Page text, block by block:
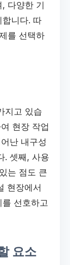
다양한 기
니다. 따
를 선택하
지고 있습
현장 작업
난 내구성
. 셋째, 사용
는 점도 큰
현장에서
선호하고
요소